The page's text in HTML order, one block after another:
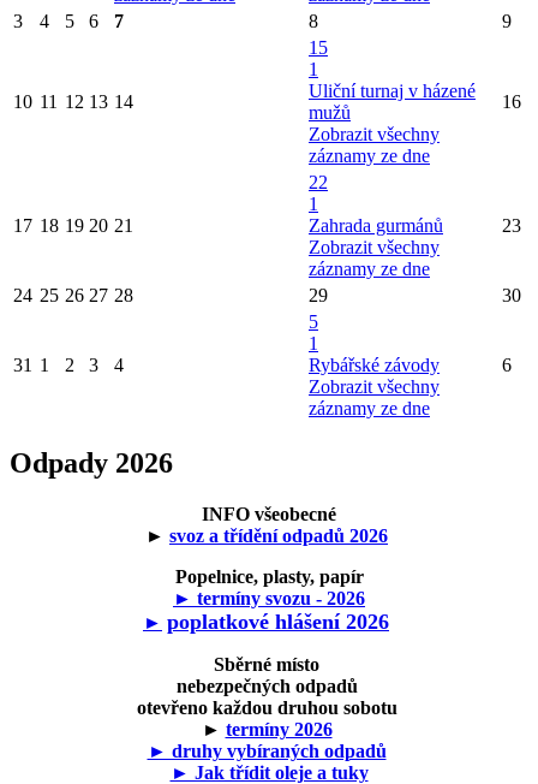
3
4 5 6 7 8 9
10 11 12 13 14
15
1
Uliční turnaj v házené
mužů
Zobrazit všechny
záznamy ze dne
16
17 18 19 20 21
22
1
Zahrada gurmánů
Zobrazit všechny
záznamy ze dne
23
24 25 26 27 28 29 30
31 1 2 3 4
5
1
Rybářské závody
Zobrazit všechny
záznamy ze dne
6
Odpady 2026
INFO všeobecné
► svoz a třídění odpadů 2026
Popelnice, plasty, papír
► termíny svozu - 2026
► poplatkové hlášení 2026
Sběrné místo
nebezpečných odpadů
otevřeno každou druhou sobotu
► termíny 2026
► druhy vybíraných odpadů
► Jak třídit oleje a tuky